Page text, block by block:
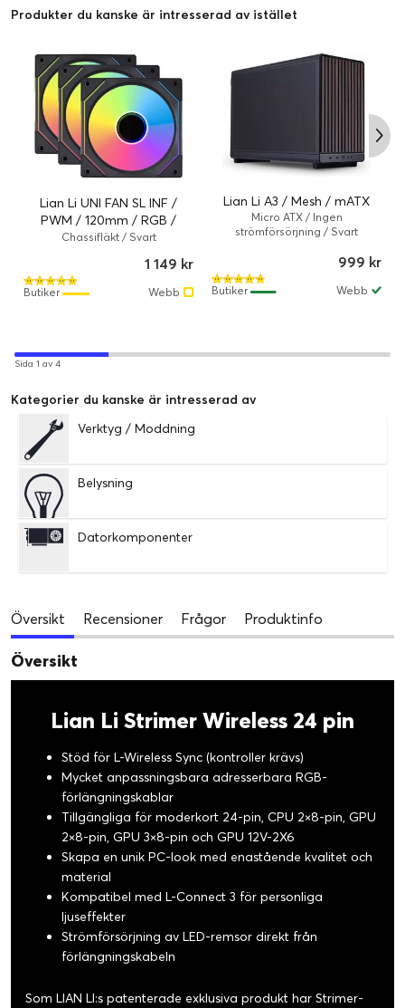
Produkter du kanske är intresserad av istället
Lian Li UNI FAN SL INF /
PWM / 120mm / RGB /
Kontroller / 3-pack
Chassifläkt / Svart
1 149 kr
Webb
Butiker
Lian Li A3 / Mesh / mATX
Micro ATX / Ingen
strömförsörjning / Svart
999 kr
Webb
Butiker
Sida 1 av 4
Kategorier du kanske är intresserad av
Verktyg / Moddning
Belysning
Datorkomponenter
Översikt Recensioner Frågor Produktinfo
Översikt
Lian Li Strimer Wireless 24 pin
Stöd för L-Wireless Sync (kontroller krävs)
Mycket anpassningsbara adresserbara RGB-
förlängningskablar
Tillgängliga för moderkort 24-pin, CPU 2×8-pin, GPU
2×8-pin, GPU 3×8-pin och GPU 12V-2X6
Skapa en unik PC-look med enastående kvalitet och
material
Kompatibel med L-Connect 3 för personliga
ljuseffekter
Strömförsörjning av LED-remsor direkt från
förlängningskabeln
Som LIAN LI:s patenterade exklusiva produkt har Strimer-